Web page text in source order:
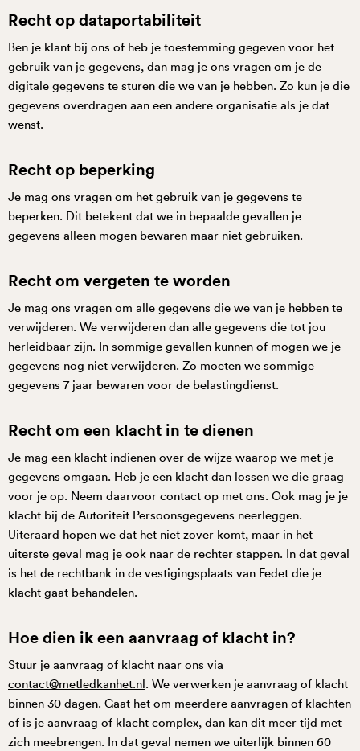
Recht op dataportabiliteit
Ben je klant bij ons of heb je toestemming gegeven voor het
gebruik van je gegevens, dan mag je ons vragen om je de
digitale gegevens te sturen die we van je hebben. Zo kun je die
gegevens overdragen aan een andere organisatie als je dat
wenst.
Recht op beperking
Je mag ons vragen om het gebruik van je gegevens te
beperken. Dit betekent dat we in bepaalde gevallen je
gegevens alleen mogen bewaren maar niet gebruiken.
Recht om vergeten te worden
Je mag ons vragen om alle gegevens die we van je hebben te
verwijderen. We verwijderen dan alle gegevens die tot jou
herleidbaar zijn. In sommige gevallen kunnen of mogen we je
gegevens nog niet verwijderen. Zo moeten we sommige
gegevens 7 jaar bewaren voor de belastingdienst.
Recht om een klacht in te dienen
Je mag een klacht indienen over de wijze waarop we met je
gegevens omgaan. Heb je een klacht dan lossen we die graag
voor je op. Neem daarvoor contact op met ons. Ook mag je je
klacht bij de Autoriteit Persoonsgegevens neerleggen.
Uiteraard hopen we dat het niet zover komt, maar in het
uiterste geval mag je ook naar de rechter stappen. In dat geval
is het de rechtbank in de vestigingsplaats van Fedet die je
klacht gaat behandelen.
Hoe dien ik een aanvraag of klacht in?
Stuur je aanvraag of klacht naar ons via
contact@metledkanhet.nl. We verwerken je aanvraag of klacht
binnen 30 dagen. Gaat het om meerdere aanvragen of klachten
of is je aanvraag of klacht complex, dan kan dit meer tijd met
zich meebrengen. In dat geval nemen we uiterlijk binnen 60